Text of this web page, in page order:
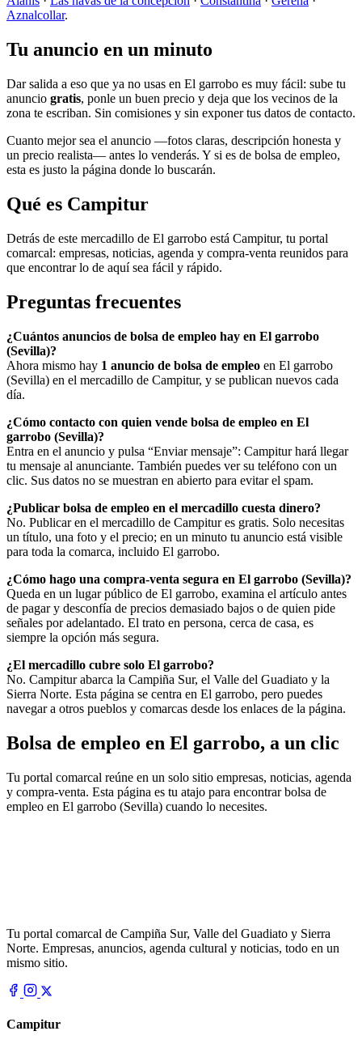
Aznalcollar.
Tu anuncio en un minuto
Dar salida a eso que ya no usas en El garrobo es muy fácil: sube tu
anuncio gratis, ponle un buen precio y deja que los vecinos de la
zona te escriban. Sin comisiones y sin exponer tus datos de contacto.
Cuanto mejor sea el anuncio —fotos claras, descripción honesta y
un precio realista— antes lo venderás. Y si es de bolsa de empleo,
esta es justo la página donde lo buscarán.
Qué es Campitur
Detrás de este mercadillo de El garrobo está Campitur, tu portal
comarcal: empresas, noticias, agenda y compra-venta reunidos para
que encontrar lo de aquí sea fácil y rápido.
Preguntas frecuentes
¿Cuántos anuncios de bolsa de empleo hay en El garrobo
(Sevilla)?
Ahora mismo hay 1 anuncio de bolsa de empleo en El garrobo
(Sevilla) en el mercadillo de Campitur, y se publican nuevos cada
día.
¿Cómo contacto con quien vende bolsa de empleo en El
garrobo (Sevilla)?
Entra en el anuncio y pulsa “Enviar mensaje”: Campitur hará llegar
tu mensaje al anunciante. También puedes ver su teléfono con un
clic. Sus datos no se muestran en abierto para evitar el spam.
¿Publicar bolsa de empleo en el mercadillo cuesta dinero?
No. Publicar en el mercadillo de Campitur es gratis. Solo necesitas
un título, una foto y el precio; en un minuto tu anuncio está visible
para toda la comarca, incluido El garrobo.
¿Cómo hago una compra-venta segura en El garrobo (Sevilla)?
Queda en un lugar público de El garrobo, examina el artículo antes
de pagar y desconfía de precios demasiado bajos o de quien pide
señales por adelantado. El trato en persona, cerca de casa, es
siempre la opción más segura.
¿El mercadillo cubre solo El garrobo?
No. Campitur abarca la Campiña Sur, el Valle del Guadiato y la
Sierra Norte. Esta página se centra en El garrobo, pero puedes
navegar a otros pueblos y comarcas desde los enlaces de la página.
Bolsa de empleo en El garrobo, a un clic
Tu portal comarcal reúne en un solo sitio empresas, noticias, agenda
y compra-venta. Esta página es tu atajo para encontrar bolsa de
empleo en El garrobo (Sevilla) cuando lo necesites.
Tu portal comarcal de Campiña Sur, Valle del Guadiato y Sierra
Norte. Empresas, anuncios, agenda cultural y noticias, todo en un
mismo sitio.
Campitur